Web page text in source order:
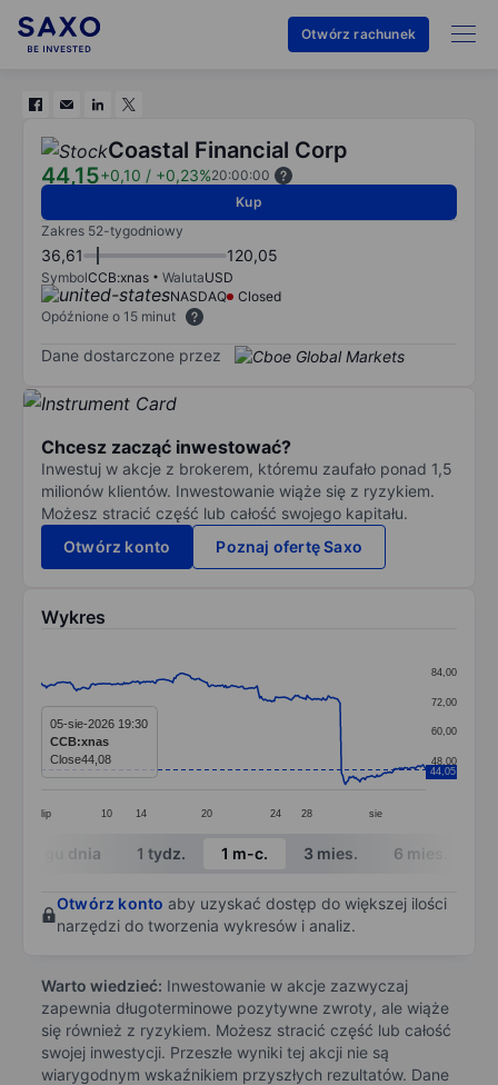
Otwórz rachunek
Coastal Financial Corp
44,15+0,10 / +0,23%20:00:00
Kup
Zakres 52-tygodniowy
36,61 120,05
SymbolCCB:xnas WalutaUSD
NASDAQ
Closed
Opóźnione o 15 minut
Dane dostarczone przez
Chcesz zacząć inwestować?
Inwestuj w akcje z brokerem, któremu zaufało ponad 1,5
milionów klientów. Inwestowanie wiąże się z ryzykiem.
Możesz stracić część lub całość swojego kapitału.
Otwórz konto
Poznaj ofertę Saxo
Wykres
Line chart with 293 data points.
The chart has 1 X axis displaying categories.
The chart has 1 Y axis displaying values. Data
lip 10 14 20 24 28 sie
48,00
60,00
72,00
84,00
44,05
05-sie-2026 19:30
CCB:xnas
Close44,08
End of interactive chart.
W ciągu dnia 1 tydz. 1 m-c. 3 mies. 6 mies.
Otwórz konto aby uzyskać dostęp do większej ilości
narzędzi do tworzenia wykresów i analiz.
Warto wiedzieć: Inwestowanie w akcje zazwyczaj
zapewnia długoterminowe pozytywne zwroty, ale wiąże
się również z ryzykiem. Możesz stracić część lub całość
swojej inwestycji. Przeszłe wyniki tej akcji nie są
wiarygodnym wskaźnikiem przyszłych rezultatów. Dane